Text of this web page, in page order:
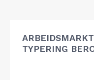
TYPERING